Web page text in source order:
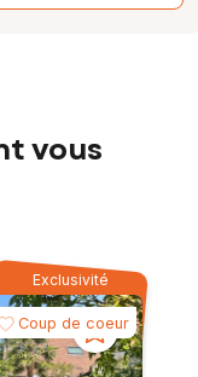
vous
Exclusivité
Coup de coeur